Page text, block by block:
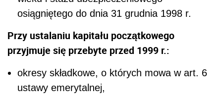
osiągniętego do dnia 31 grudnia 1998 r.
Przy ustalaniu kapitału początkowego
przyjmuje się przebyte przed 1999 r.:
okresy składkowe, o których mowa w art. 6
ustawy emerytalnej,